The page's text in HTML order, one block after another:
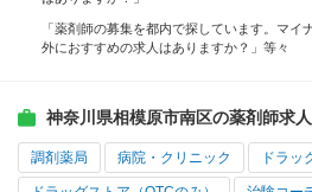
「薬剤師の募集を都内で探しています。マイ
外におすすめの求人はありますか？」等々
神奈川県相模原市南区の薬剤師求
調剤薬局 病院・クリニック ドラッ